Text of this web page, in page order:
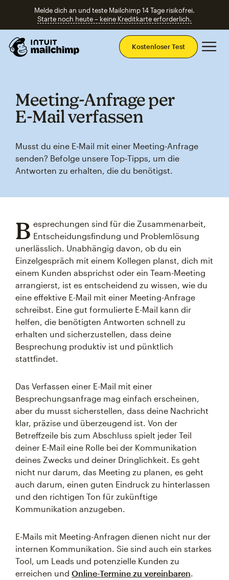
Melde dich an und teste Mailchimp 14 Tage risikofrei.
Starte noch heute – keine Kreditkarte erforderlich.
Kostenloser Test
Meeting‑Anfrage per
E‑Mail verfassen
Musst du eine E‑Mail mit einer Meeting‑Anfrage
senden? Befolge unsere Top‑Tipps, um die
Antworten zu erhalten, die du benötigst.
B esprechungen sind für die Zusammenarbeit,
Entscheidungsfindung und Problemlösung
unerlässlich. Unabhängig davon, ob du ein
Einzelgespräch mit einem Kollegen planst, dich mit
einem Kunden absprichst oder ein Team-Meeting
arrangierst, ist es entscheidend zu wissen, wie du
eine effektive E-Mail mit einer Meeting-Anfrage
schreibst. Eine gut formulierte E-Mail kann dir
helfen, die benötigten Antworten schnell zu
erhalten und sicherzustellen, dass deine
Besprechung produktiv ist und pünktlich
stattfindet.
Das Verfassen einer E-Mail mit einer
Besprechungsanfrage mag einfach erscheinen,
aber du musst sicherstellen, dass deine Nachricht
klar, präzise und überzeugend ist. Von der
Betreffzeile bis zum Abschluss spielt jeder Teil
deiner E-Mail eine Rolle bei der Kommunikation
deines Zwecks und deiner Dringlichkeit. Es geht
nicht nur darum, das Meeting zu planen, es geht
auch darum, einen guten Eindruck zu hinterlassen
und den richtigen Ton für zukünftige
Kommunikation anzugeben.
E-Mails mit Meeting-Anfragen dienen nicht nur der
internen Kommunikation. Sie sind auch ein starkes
Tool, um Leads und potenzielle Kunden zu
erreichen und Online-Termine zu vereinbaren.